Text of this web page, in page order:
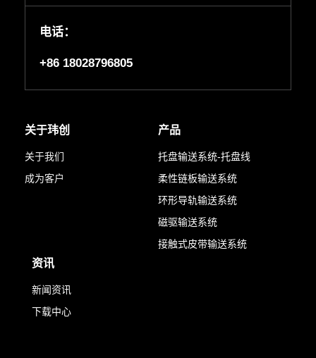
电话：
+86 18028796805
关于玮创
关于我们
成为客户
产品
托盘输送系统-托盘线
柔性链板输送系统
环形导轨输送系统
磁驱输送系统
接触式皮带输送系统
资讯
新闻资讯
下载中心